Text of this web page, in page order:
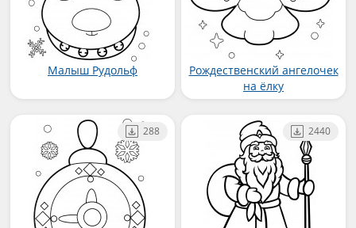
Малыш Рудольф
Рождественский ангелочек
на ёлку
288 2440